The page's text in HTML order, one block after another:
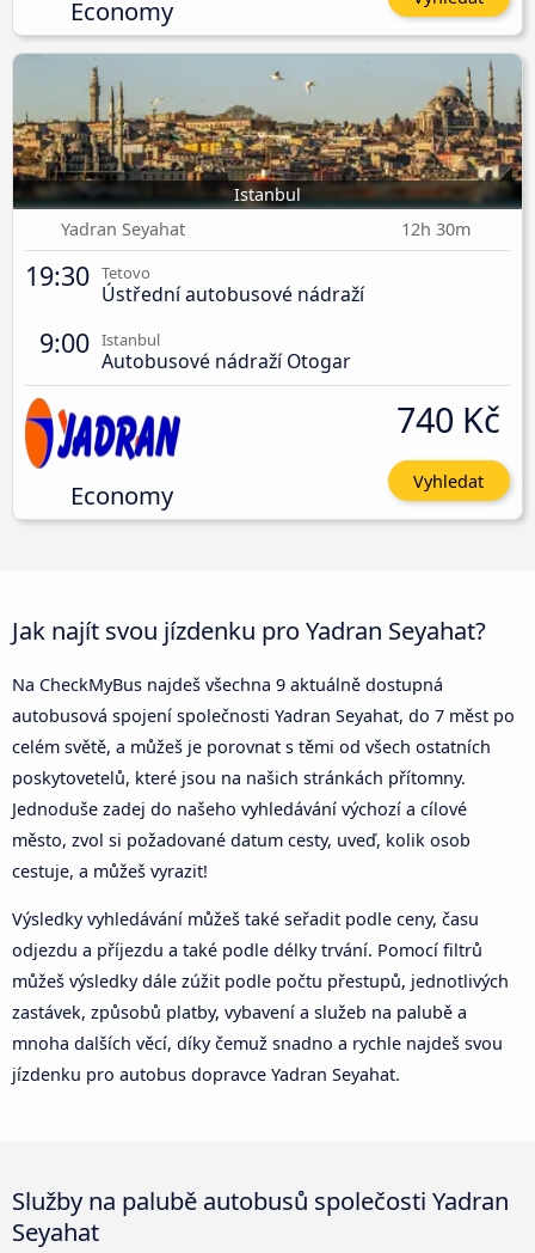
Economy
Istanbul
Yadran Seyahat
12h 30m
19:30 Tetovo
Ústřední autobusové nádraží
9:00 Istanbul
Autobusové nádraží Otogar
Economy
740 Kč
Vyhledat
Jak najít svou jízdenku pro Yadran Seyahat?
Na CheckMyBus najdeš všechna 9 aktuálně dostupná
autobusová spojení společnosti Yadran Seyahat, do 7 měst po
celém světě, a můžeš je porovnat s těmi od všech ostatních
poskytovetelů, které jsou na našich stránkách přítomny.
Jednoduše zadej do našeho vyhledávání výchozí a cílové
město, zvol si požadované datum cesty, uveď, kolik osob
cestuje, a můžeš vyrazit!
Výsledky vyhledávání můžeš také seřadit podle ceny, času
odjezdu a příjezdu a také podle délky trvání. Pomocí filtrů
můžeš výsledky dále zúžit podle počtu přestupů, jednotlivých
zastávek, způsobů platby, vybavení a služeb na palubě a
mnoha dalších věcí, díky čemuž snadno a rychle najdeš svou
jízdenku pro autobus dopravce Yadran Seyahat.
Služby na palubě autobusů společosti Yadran
Seyahat